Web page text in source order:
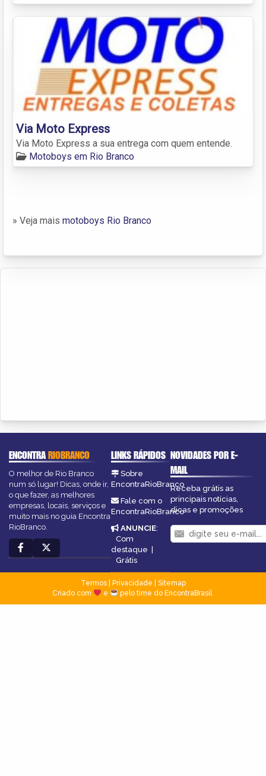
Via Moto Express
Via Moto Express a sua entrega com quem entende.
Motoboys em Rio Branco
» Veja mais motoboys Rio Branco
ENCONTRARIOBRANCO
O melhor de Rio Branco
num só lugar! Dicas, onde ir,
o que fazer, as melhores
empresas, locais, serviços e
muito mais no guia Encontra
RioBranco.
LINKS RÁPIDOS
Sobre
EncontraRioBranco
Fale com o
EncontraRioBranco
ANUNCIE:
Com
destaque |
Grátis
NOVIDADES POR E-
MAIL
Receba grátis as
principais notícias,
dicas e promoções
Termos| Privacidade
Sitemap
Criado com
e pelo time do EncontraBrasil